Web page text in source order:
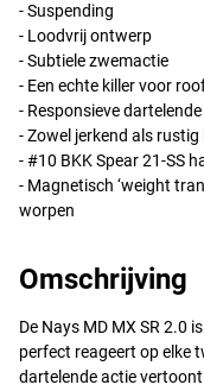
- Suspending
- Loodvrij ontwerp
- Subtiele zwemactie
- Een echte killer voor
- Responsieve
- Zowel jerkend als
- #10 BKKSpear 21-SS
- Magnetisch ‘weight
worpen
Omschrijving
De Nays MD MX SR 2.0
perfect reageert op elke
dartelende actie